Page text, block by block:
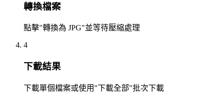
轉換檔案
點擊"轉換為 JPG"並等待壓縮處理
4
下載結果
下載單個檔案或使用"下載全部"批次下載